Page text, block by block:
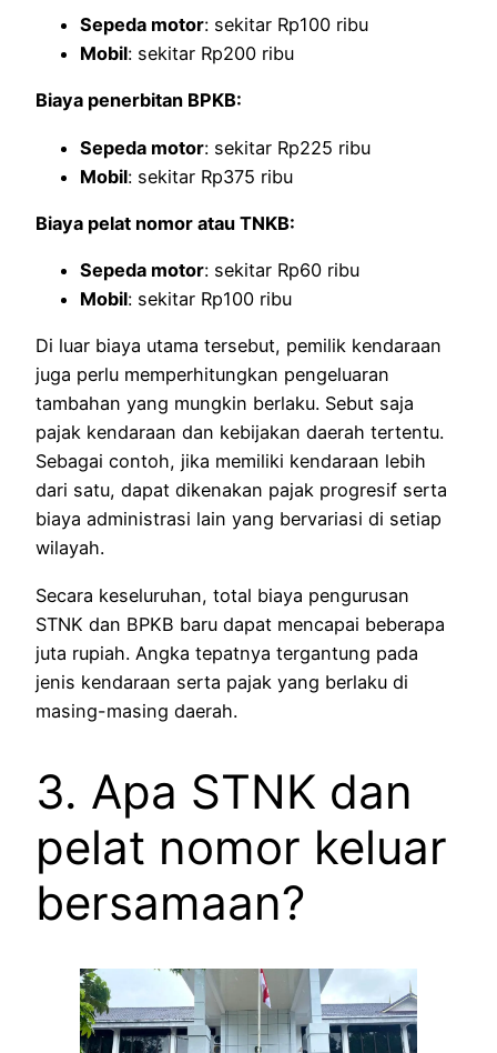
Sepeda motor: sekitar Rp100 ribu
Mobil: sekitar Rp200 ribu
Biaya penerbitan BPKB:
Sepeda motor: sekitar Rp225 ribu
Mobil: sekitar Rp375 ribu
Biaya pelat nomor atau TNKB:
Sepeda motor: sekitar Rp60 ribu
Mobil: sekitar Rp100 ribu
Di luar biaya utama tersebut, pemilik kendaraan
juga perlu memperhitungkan pengeluaran
tambahan yang mungkin berlaku. Sebut saja
pajak kendaraan dan kebijakan daerah tertentu.
Sebagai contoh, jika memiliki kendaraan lebih
dari satu, dapat dikenakan pajak progresif serta
biaya administrasi lain yang bervariasi di setiap
wilayah.
Secara keseluruhan, total biaya pengurusan
STNK dan BPKB baru dapat mencapai beberapa
juta rupiah. Angka tepatnya tergantung pada
jenis kendaraan serta pajak yang berlaku di
masing-masing daerah.
3. Apa STNK dan
pelat nomor keluar
bersamaan?